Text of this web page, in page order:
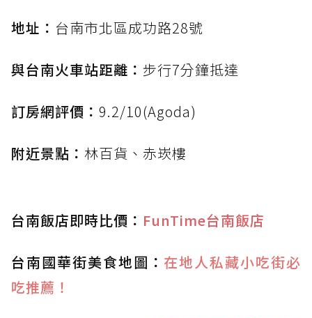
地址： 台南市北區成功路28號
與台南火車站距離： 步行7分鐘抵達
訂房網評價： 9.2/10(Agoda)
附近景點： 林百貨、赤崁樓
台南飯店即時比價： FunTime台南飯店
台南國華街美食地圖 ： 在地人私藏小吃街必
吃推薦！